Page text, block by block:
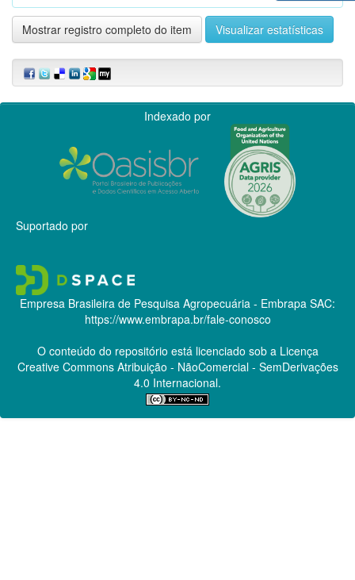
Mostrar registro completo do item Visualizar estatísticas
Indexado por
Suportado por
Empresa Brasileira de Pesquisa Agropecuária - Embrapa SAC:
https://www.embrapa.br/fale-conosco
O conteúdo do repositório está licenciado sob a Licença
Creative CommonsAtribuição - NãoComercial - SemDerivações
4.0 Internacional.